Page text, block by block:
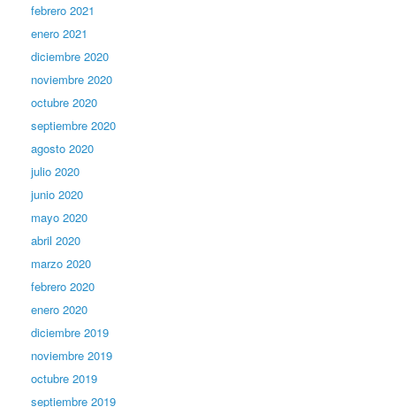
febrero 2021
enero 2021
diciembre 2020
noviembre 2020
octubre 2020
septiembre 2020
agosto 2020
julio 2020
junio 2020
mayo 2020
abril 2020
marzo 2020
febrero 2020
enero 2020
diciembre 2019
noviembre 2019
octubre 2019
septiembre 2019